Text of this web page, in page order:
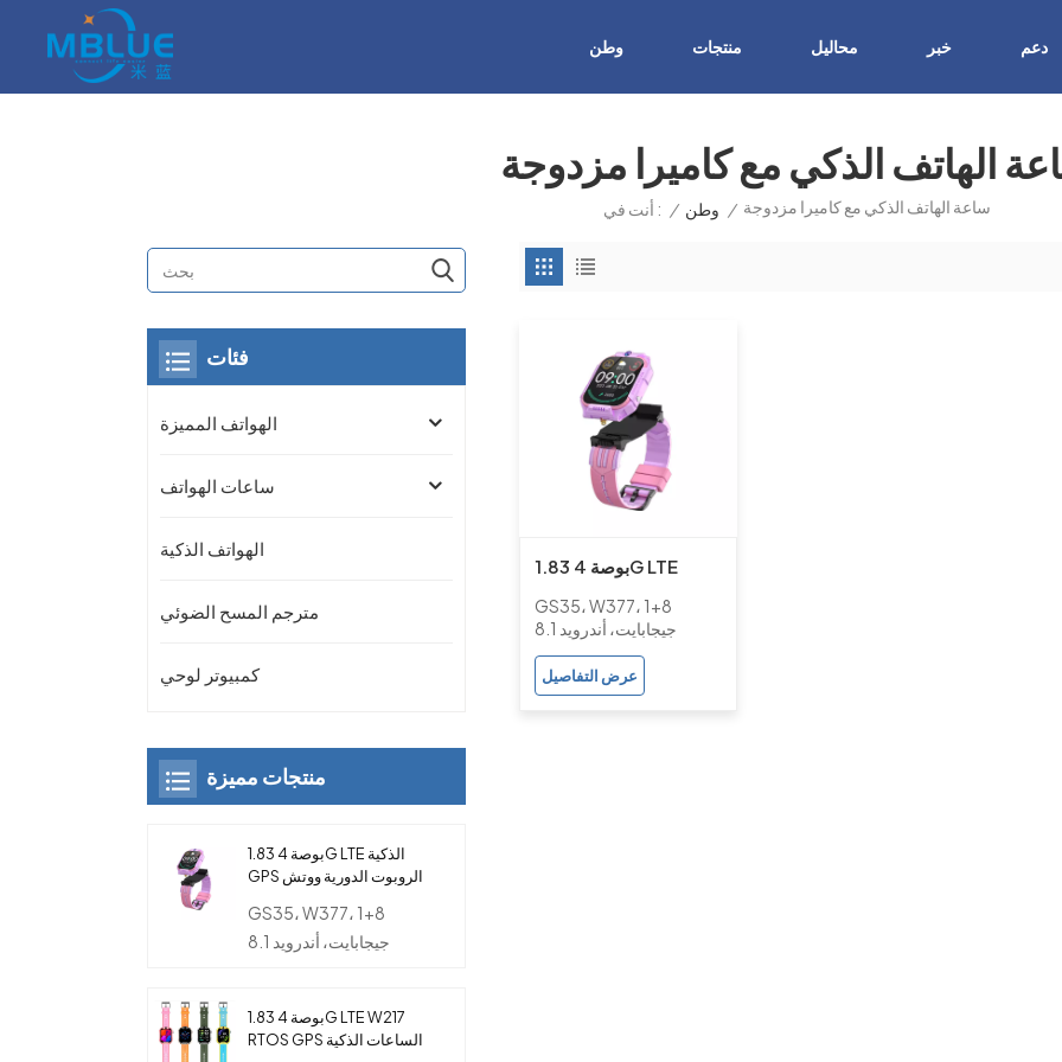
وطن منتجات محاليل خبر دعم
الهاتف الذكي مع كاميرا مزدوجة
أنت في : / وطن / ساعة الهاتف الذكي مع كاميرا مزدوجة
1.83 بوصة 4G LTE
الذكية GPS الروبوت
الدورية ووتش الهاتف مع
كاميرا مزدوجة للأطفال
GS35، W377، 1+8
جيجابايت، أندرويد 8.1
عرض التفاصيل
فئات
الهواتف المميزة
ساعات الهواتف
الهواتف الذكية
مترجم المسح الضوئي
كمبيوتر لوحي
منتجات مميزة
1.83 بوصة 4G LTE الذكية
GPS الروبوت الدورية ووتش
للأطفال
GS35، W377، 1+8
جيجابايت، أندرويد 8.1
1.83 بوصة 4G LTE W217
RTOS GPS الساعات الذكية